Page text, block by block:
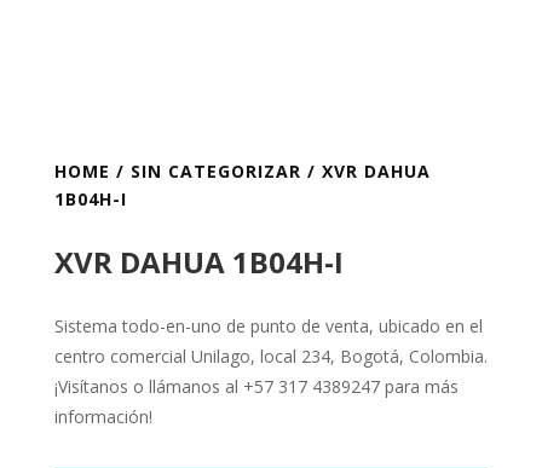
HOME / SIN CATEGORIZAR / XVR DAHUA
1B04H-I
XVR DAHUA 1B04H-I
Sistema todo-en-uno de punto de venta, ubicado en el
centro comercial Unilago, local 234, Bogotá, Colombia.
¡Visítanos o llámanos al +57 317 4389247 para más
información!